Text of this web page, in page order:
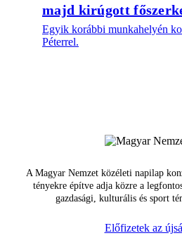
majd kirúgott
Egyik korábbi munkahelyén
Péterrel.
A Magyar Nemzet közéleti napilap
tényekre építve adja közre a
gazdasági, kulturális és sport
Előfizetek az